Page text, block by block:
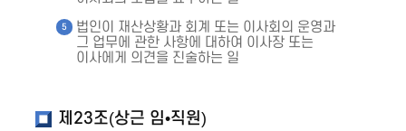
법인이 재산상황과 회계 또는 이사회의 운영과
그 업무에 관한 사항에 대하여 이사장 또는
이사에게 의견을 진술하는 일
제23조(상근 임•직원)